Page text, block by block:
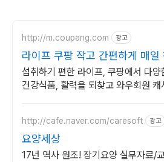
http://m.coupang.com 광고
라이프 쿠팡 작고 간편하게 매일
섭취하기 편한 라이프, 쿠팡에서 다
건강식품, 활력을 되찾고 와우회원
http://cafe.naver.com/caresoft 광고
요양세상
17년 역사 원조! 장기요양 실무자료/